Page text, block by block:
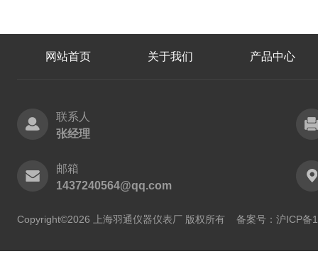
网站首页 关于我们 产品中心
联系人
张经理
邮箱
1437240564@qq.com
Copyright©2026 上海羽通仪器仪表厂 版权所有 备案号：沪ICP备